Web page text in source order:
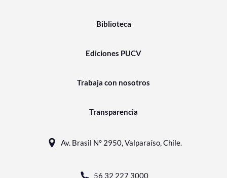
Biblioteca
Ediciones PUCV
Trabaja con nosotros
Transparencia
Av. Brasil N° 2950, Valparaíso, Chile.
56 32 227 3000